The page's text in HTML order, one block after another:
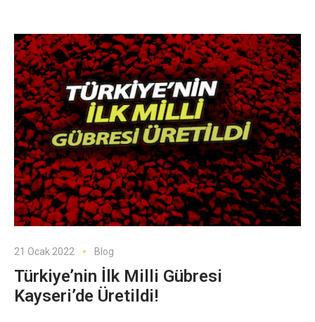
21 Ocak 2022 Blog
Türkiye’nin İlk Milli Gübresi
Kayseri’de Üretildi!